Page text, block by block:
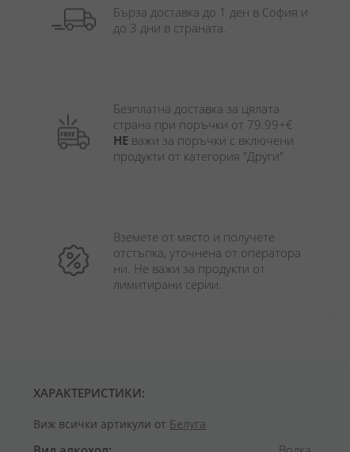
Бърза доставка до 1 ден в София и
до 3 дни в страната.
Безплатна доставка за цялата
НЕ важи за поръчки с включени
продукти от категория "Други".
Вземете от място и получете
отстъпка, уточнена от оператора
ни. Не важи за продукти от
лимитирани серии.
ХАРАКТЕРИСТИКИ:
Виж всички артикули от Белуга